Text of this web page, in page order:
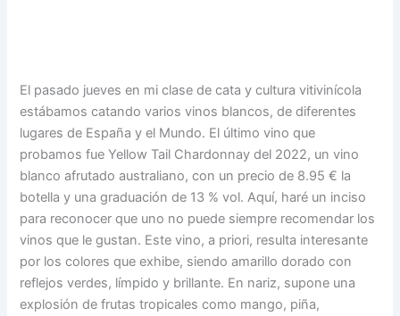
El pasado jueves en mi clase de cata y cultura vitivinícola
estábamos catando varios vinos blancos, de diferentes
lugares de España y el Mundo. El último vino que
probamos fue Yellow Tail Chardonnay del 2022, un vino
blanco afrutado australiano, con un precio de 8.95 € la
botella y una graduación de 13 % vol. Aquí, haré un inciso
para reconocer que uno no puede siempre recomendar los
vinos que le gustan. Este vino, a priori, resulta interesante
por los colores que exhibe, siendo amarillo dorado con
reflejos verdes, límpido y brillante. En nariz, supone una
explosión de frutas tropicales como mango, piña,